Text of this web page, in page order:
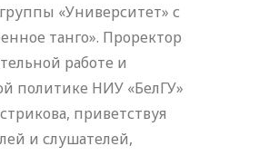
«Университет» с
танго». Проректор
работе и
политике НИУ «БелГУ»
приветствуя
и слушателей,